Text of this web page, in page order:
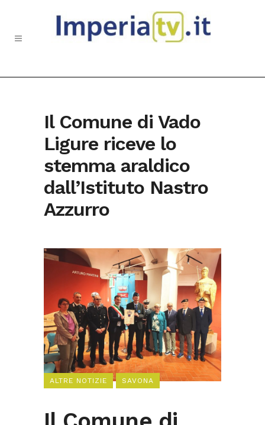
Il Comune di Vado
Ligure riceve lo
stemma araldico
dall’Istituto Nastro
Azzurro
ALTRE NOTIZIE SAVONA